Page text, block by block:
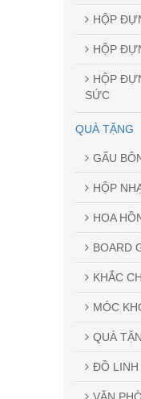
HỘP
HỘP
HỘP
SỨC
QUÀ TẶNG
GẤU
HỘP
HOA
BOARD
KHẮC
MÓC
QUÀ
ĐỒ LINH
VĂN